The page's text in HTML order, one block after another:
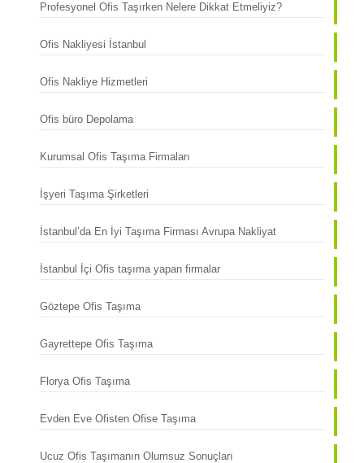
Profesyonel Ofis Taşırken Nelere Dikkat Etmeliyiz?
Ofis Nakliyesi İstanbul
Ofis Nakliye Hizmetleri
Ofis büro Depolama
Kurumsal Ofis Taşıma Firmaları
İşyeri Taşıma Şirketleri
İstanbul’da En İyi Taşıma Firması Avrupa Nakliyat
İstanbul İçi Ofis taşıma yapan firmalar
Göztepe Ofis Taşıma
Gayrettepe Ofis Taşıma
Florya Ofis Taşıma
Evden Eve Ofisten Ofise Taşıma
Ucuz Ofis Taşımanın Olumsuz Sonuçları